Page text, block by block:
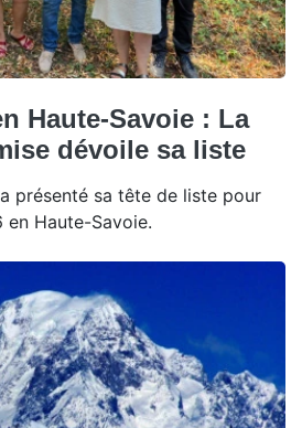
Haute-Savoie : La
dévoile sa liste
présenté sa tête de liste pour
en Haute-Savoie.